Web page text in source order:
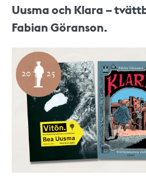
Uusma och Klara –
Fabian Göranson.